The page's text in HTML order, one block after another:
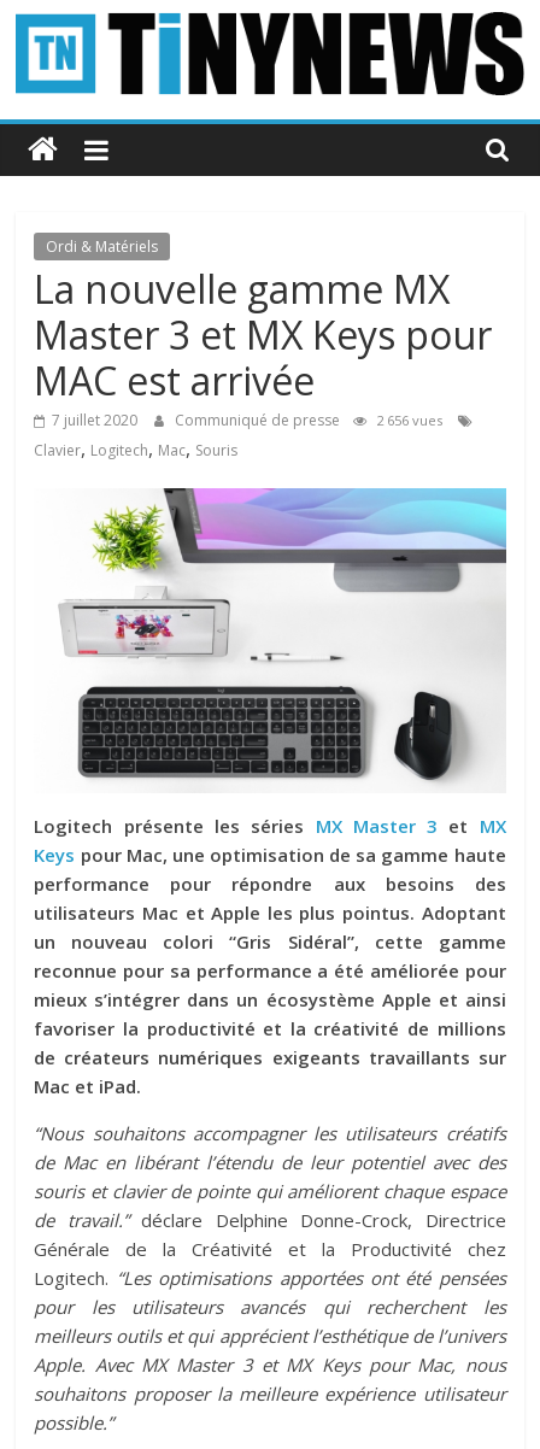
Passer
contenu
Tinynews
Le
belge
connecté
Ordi & Matériels
La nouvelle gamme MX
Master 3 et MX Keys pour
MAC est arrivée
7 juillet 2020 Communiqué de presse 2 656 vues
Clavier, Logitech, Mac, Souris
Logitech présente les séries MX Master 3 et MX
Keys pour Mac, une optimisation de sa gamme haute
performance pour répondre aux besoins des
utilisateurs Mac et Apple les plus pointus. Adoptant
un nouveau colori “Gris Sidéral”, cette gamme
reconnue pour sa performance a été améliorée pour
mieux s’intégrer dans un écosystème Apple et ainsi
favoriser la productivité et la créativité de millions
de créateurs numériques exigeants travaillants sur
Mac et iPad.
“Nous souhaitons accompagner les utilisateurs créatifs
de Mac en libérant l’étendu de leur potentiel avec des
souris et clavier de pointe qui améliorent chaque espace
de travail.”déclare Delphine Donne-Crock, Directrice
Générale de la Créativité et la Productivité chez
Logitech. “Les optimisations apportées ont été pensées
pour les utilisateurs avancés qui recherchent les
meilleurs outils et qui apprécient l’esthétique de l’univers
Apple. Avec MX Master 3 et MX Keys pour Mac, nous
souhaitons proposer la meilleure expérience utilisateur
possible.”